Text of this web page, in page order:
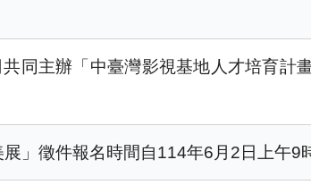
同主辦「中臺灣影視基地人才培育計
展」徵件報名時間自114年6月2日上午